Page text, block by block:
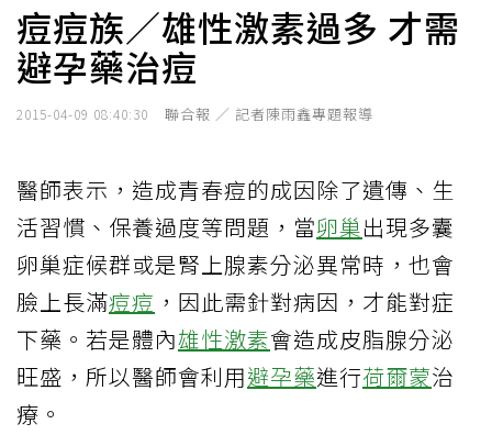
痘痘族／雄性激素過多 才需
避孕藥治痘
2015-04-09 08:40:30 聯合報 ／ 記者陳雨鑫專題報導
醫師表示，造成青春痘的成因除了遺傳、生
活習慣、保養過度等問題，當卵巢出現多囊
卵巢症候群或是腎上腺素分泌異常時，也會
臉上長滿痘痘 ，因此需針對病因，才能對症
下藥。若是體內雄性激素會造成皮脂腺分泌
旺盛，所以醫師會利用避孕藥進行荷爾蒙治
療。